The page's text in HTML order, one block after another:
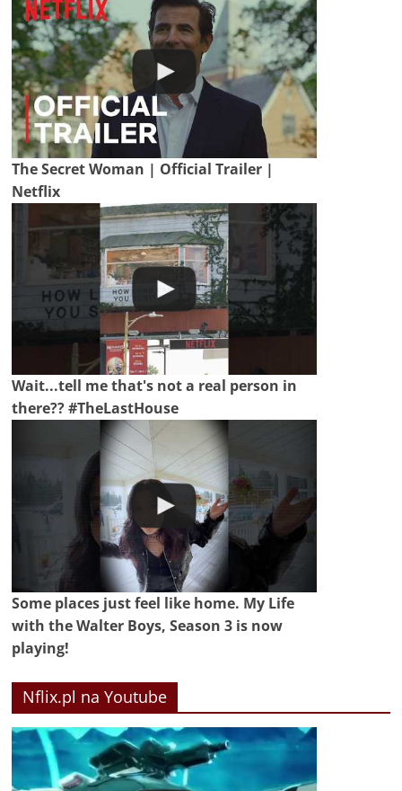
The Secret Woman | Official Trailer |
Netflix
Wait...tell me that's not a real person in
there?? #TheLastHouse
Some places just feel like home. My Life
with the Walter Boys, Season 3 is now
playing!
Nflix.pl na Youtube